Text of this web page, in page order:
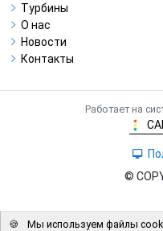
Турбины
О нас
Новости
Контакты
Работает на
©
🍪 Мы используем файлы